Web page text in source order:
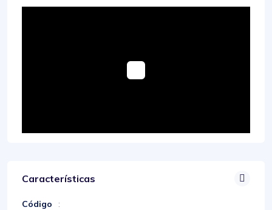
Características
Código :